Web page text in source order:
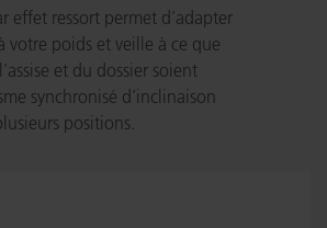
effet ressort permet d’adapter
votre poids et veille à ce que
et du dossier soient
synchronisé d’inclinaison
positions.